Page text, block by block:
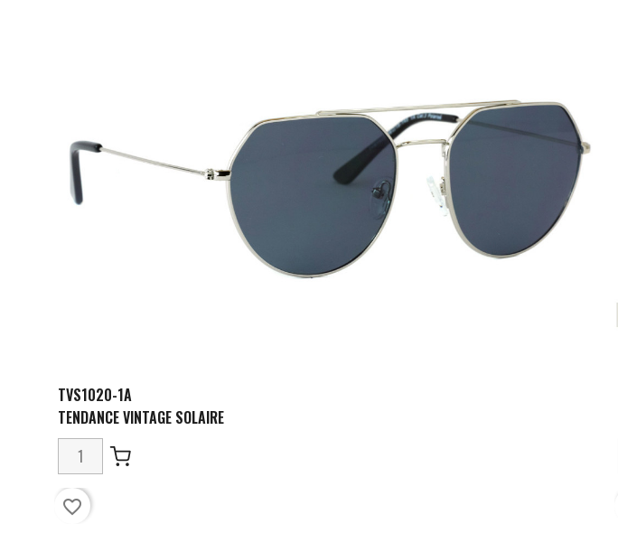
TVS1020-1A
TENDANCE VINTAGE SOLAIRE
favorite_border